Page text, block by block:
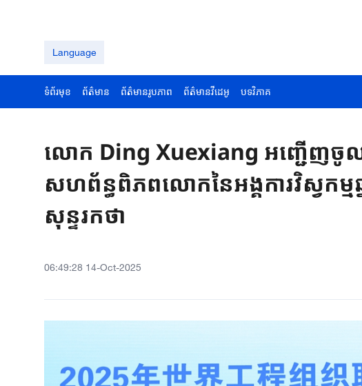
Language
ទំព័រមុខ ព័ត៌មាន ព័ត៌មានរូបភាព ព័ត៌មានវីដេអូ បទវិភាគ
លោក​ Ding​ ​Xuexiang អញ្ជើញចូ
សហព័ន្ធពិភពលោកនៃអង្គការ​វិស្វកម្ម
សុន្ទរកថា
06:49:28 14-Oct-2025